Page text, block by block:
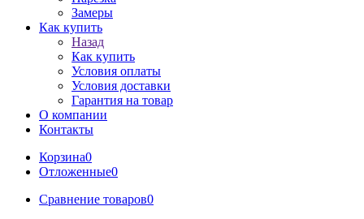
Замеры
Как купить
Назад
Как купить
Условия оплаты
Условия доставки
Гарантия на товар
О компании
Контакты
Корзина0
Отложенные0
Сравнение товаров0